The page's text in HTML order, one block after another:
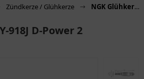
Zündkerze / Glühkerze NGK Glühkerze Y-918J D-Power 2
918J D-Power 2